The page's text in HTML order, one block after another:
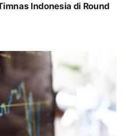
Indonesia di Round